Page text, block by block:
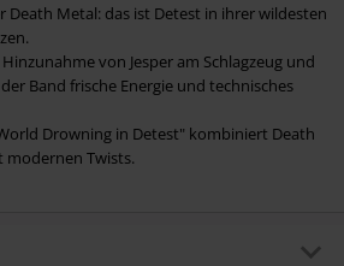
Death Metal: das ist Detest in ihrer wildesten
von Jesper am Schlagzeug und
Band frische Energie und technisches
Drowning in Detest" kombiniert Death
modernen Twists.